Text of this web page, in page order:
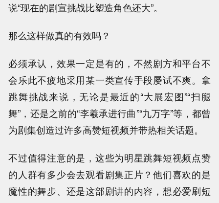
说“现在的剧宣挑战比塑造角色还大”。
那么这样做真的有效吗？
必须承认，效果一定是有的，不然剧方和平台不
会乐此不疲地采用某一类宣传手段屡试不爽。拿
跳舞挑战来说，无论是最近的“大展宏图”“扫腿
舞”，还是之前的“李羲承进行曲”“九万字”等，都曾
为剧集创造过许多高赞短视频并带热相关话题。
不过值得注意的是，这些为明星跳舞短视频点赞
的人群有多少会去观看剧集正片？他们喜欢的是
魔性的舞步、还是这部剧讲的内容，想必爱刷短